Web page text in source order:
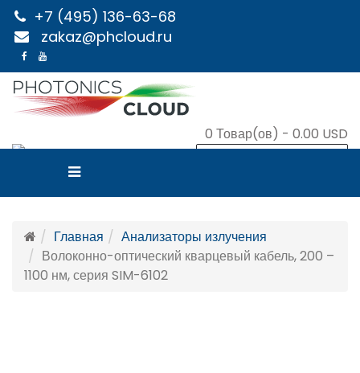
+7 (495) 136-63-68
zakaz@phcloud.ru
0 Товар(ов) - 0.00 USD
Главная
Анализаторы излучения
Волоконно-оптический кварцевый кабель, 200 –
1100 нм, серия SIM-6102